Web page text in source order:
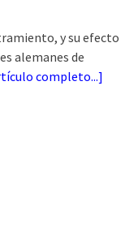
y su efecto
alemanes de
completo...]